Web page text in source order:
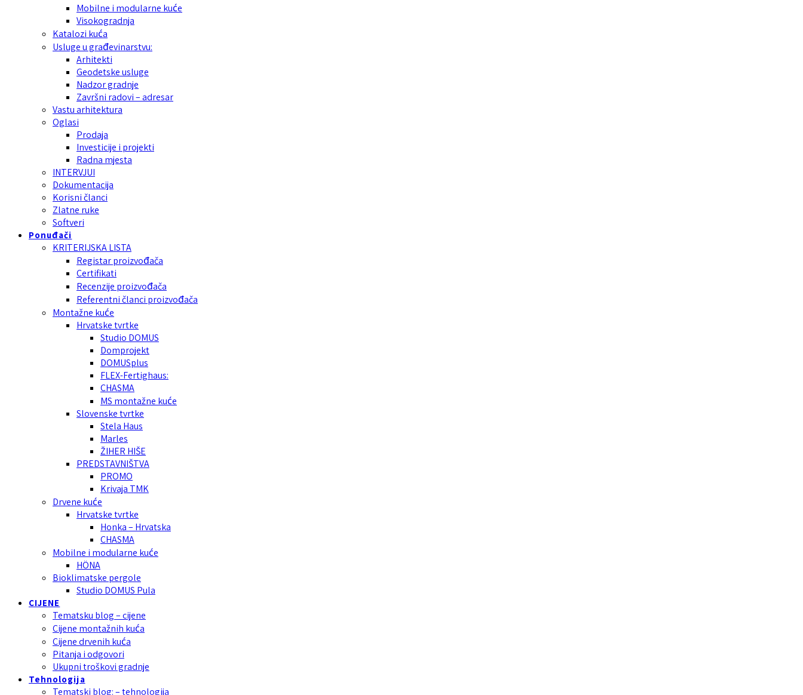
Mobilne i modularne kuće
Visokogradnja
Katalozi kuća
Usluge u građevinarstvu:
Arhitekti
Geodetske usluge
Nadzor gradnje
Završni radovi – adresar
Vastu arhitektura
Oglasi
Prodaja
Investicije i projekti
Radna mjesta
INTERVJUI
Dokumentacija
Korisni članci
Zlatne ruke
Softveri
Ponuđači
KRITERIJSKA LISTA
Registar proizvođača
Certifikati
Recenzije proizvođača
Referentni članci proizvođača
Montažne kuće
Hrvatske tvrtke
Studio DOMUS
Domprojekt
DOMUSplus
FLEX-Fertighaus:
CHASMA
MS montažne kuće
Slovenske tvrtke
Stela Haus
Marles
ŽIHER HIŠE
PREDSTAVNIŠTVA
PROMO
Krivaja TMK
Drvene kuće
Hrvatske tvrtke
Honka – Hrvatska
CHASMA
Mobilne i modularne kuće
HÖNA
Bioklimatske pergole
Studio DOMUS Pula
CIJENE
Tematsku blog – cijene
Cijene montažnih kuća
Cijene drvenih kuća
Pitanja i odgovori
Ukupni troškovi gradnje
Tehnologija
Tematski blog: – tehnologija